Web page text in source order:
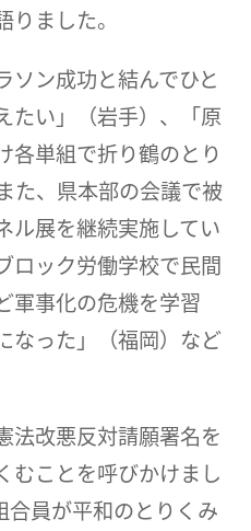
ました。
ソン成功と結んでひと
たい」（岩手）、「原
各単組で折り鶴のとり
た、県本部の会議で被
ル展を継続実施してい
ロック労働学校で民間
軍事化の危機を学習
なった」（福岡）など
法改悪反対請願署名を
むことを呼びかけまし
合員が平和のとりくみ